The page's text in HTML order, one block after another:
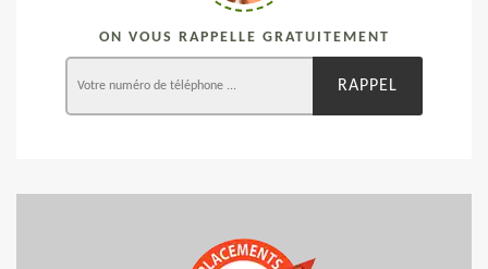
ON VOUS RAPPELLE GRATUITEMENT